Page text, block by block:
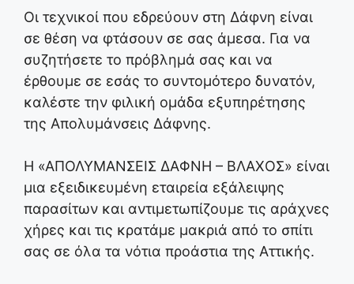
Οι τεχνικοί που εδρεύουν στη Δάφνη είναι
σε θέση να φτάσουν σε σας άμεσα. Για να
συζητήσετε το πρόβλημά σας και να
έρθουμε σε εσάς το συντομότερο δυνατόν,
καλέστε την φιλική ομάδα εξυπηρέτησης
της Απολυμάνσεις Δάφνης.
Η «ΑΠΟΛΥΜΑΝΣΕΙΣ ΔΑΦΝΗ – ΒΛΑΧΟΣ» είναι
μια εξειδικευμένη εταιρεία εξάλειψης
παρασίτων και αντιμετωπίζουμε τις αράχνες
χήρες και τις κρατάμε μακριά από το σπίτι
σας σε όλα τα νότια προάστια της Αττικής.